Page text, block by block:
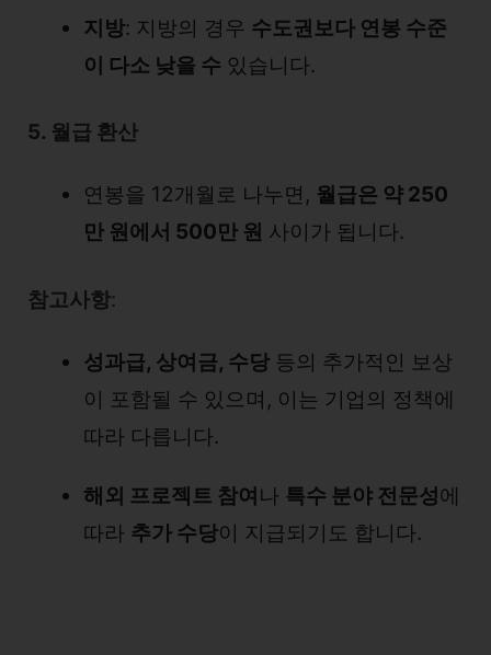
지방: 지방의 경우 수도권보다 연봉 수준
이 다소 낮을 수 있습니다.
5. 월급 환산
연봉을 12개월로 나누면, 월급은 약 250
만 원에서 500만 원 사이가 됩니다.
참고사항:
성과급, 상여금, 수당 등의 추가적인 보상
이 포함될 수 있으며, 이는 기업의 정책에
따라 다릅니다.
해외 프로젝트 참여나 특수 분야 전문성에
따라 추가 수당이 지급되기도 합니다.